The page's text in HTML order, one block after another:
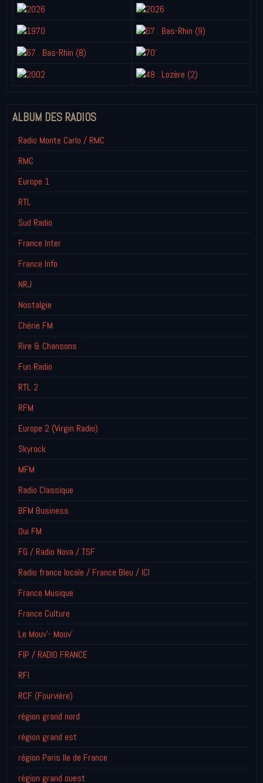
ALBUM DES RADIOS
Radio Monte Carlo / RMC
RMC
Europe 1
RTL
Sud Radio
France Inter
France Info
NRJ
Nostalgie
Chérie FM
Rire & Chansons
Fun Radio
RTL 2
RFM
Europe 2 (Virgin Radio)
Skyrock
MFM
Radio Classique
BFM Business
Oui FM
FG / Radio Nova / TSF
Radio france locale / France Bleu / ICI
France Musique
France Culture
Le Mouv'- Mouv'
FIP / RADIO FRANCE
RFI
RCF (Fourvière)
région grand nord
région grand est
région Paris Ile de France
région grand ouest